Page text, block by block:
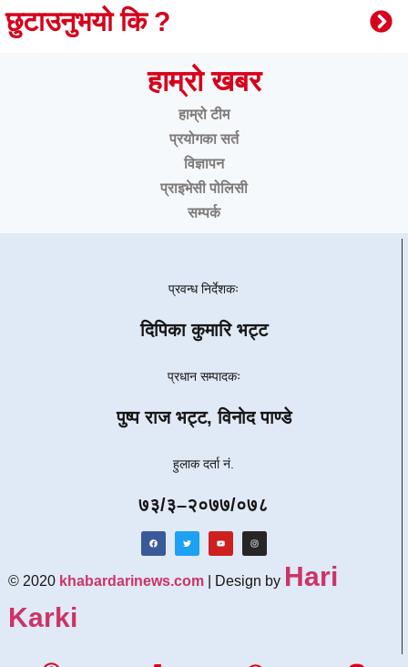
छुटाउनुभयो कि ?
हाम्रो खबर
हाम्रो टीम
प्रयोगका सर्त
विज्ञापन
प्राइभेसी पोलिसी
सम्पर्क
प्रवन्ध निर्देशकः
दिपिका कुमारि भट्ट
प्रधान सम्पादकः
पुष्प राज भट्ट, विनोद पाण्डे
हुलाक दर्ता नं.
७३/३–२०७७/०७८
© 2020 khabardarinews.com | Design by Hari
Karki